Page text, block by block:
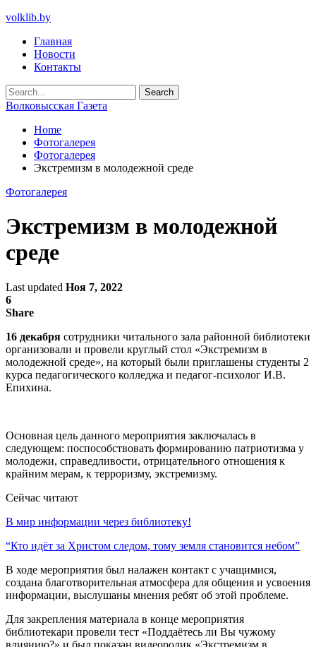
volklib.by
Главная
Новости
Контакты
Волковысская Газета
Home
Фотогалерея
Фотогалерея
Экстремизм в молодежной среде
Фотогалерея
Экстремизм в молодежной
среде
Last updated Ноя 7, 2022
6
Share
16 декабря сотрудники читального зала районной библиотеки
организовали и провели круглый стол «Экстремизм в
молодежной среде», на который были приглашены студенты 2
курса педагогического колледжа и педагог-психолог И.В.
Епихина.
Основная цель данного мероприятия заключалась в
следующем: поспособствовать формированию патриотизма у
молодежи, справедливости, отрицательного отношения к
крайним мерам, к терроризму, экстремизму.
Сейчас читают
В мир информации через библиотеку!
“Кто идёт за Христом следом, тому земля становится небом”
В ходе мероприятия был налажен контакт с учащимися,
создана благотворительная атмосфера для общения и усвоения
информации, выслушаны мнения ребят об этой проблеме.
Для закрепления материала в конце мероприятия
библиотекари провели тест «Поддаётесь ли Вы чужому
влиянию?» и был показан видеоролик «Экстремизм в